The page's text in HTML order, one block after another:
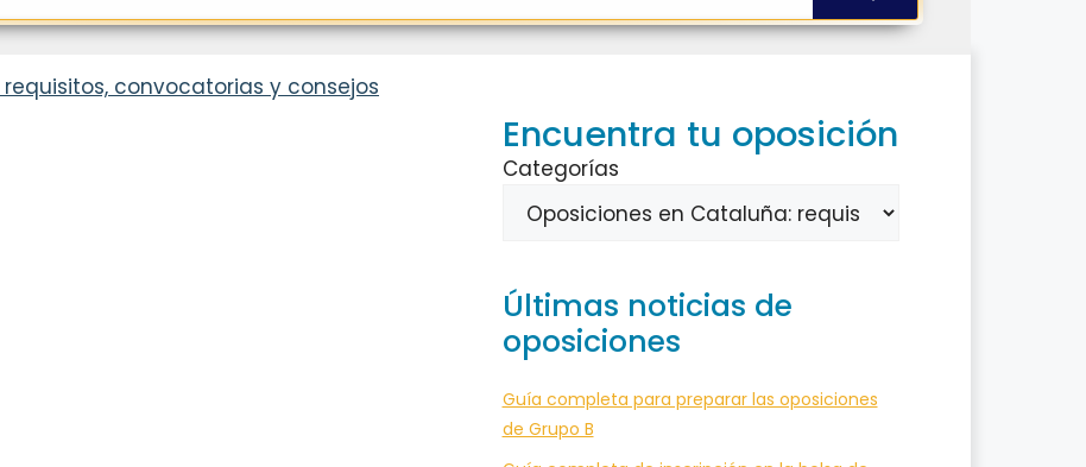
convocatorias y consejos
Encuentra tu oposición
Categorías
Últimas noticias de
oposiciones
Guía completa para preparar las oposiciones
de Grupo B